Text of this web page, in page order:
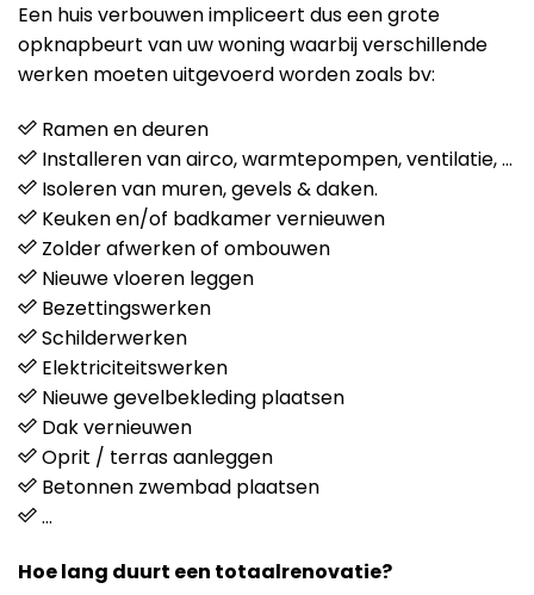
Een huis verbouwen impliceert dus een grote
opknapbeurt van uw woning waarbij verschillende
werken moeten uitgevoerd worden zoals bv:
Ramen en deuren
Installeren van airco, warmtepompen, ventilatie, …
Isoleren van muren, gevels & daken.
Keuken en/of badkamer vernieuwen
Zolder afwerken of ombouwen
Nieuwe vloeren leggen
Bezettingswerken
Schilderwerken
Elektriciteitswerken
Nieuwe gevelbekleding plaatsen
Dak vernieuwen
Oprit / terras aanleggen
Betonnen zwembad plaatsen
…
Hoe lang duurt een totaalrenovatie?